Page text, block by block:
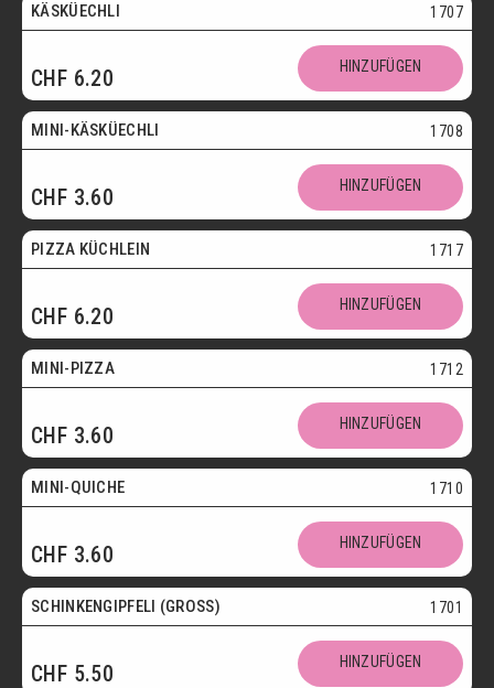
KÄSKÜECHLI 1707
CHF 6.20 HINZUFÜGEN
Vegetarisch
MINI-KÄSKÜECHLI 1708
CHF 3.60 HINZUFÜGEN
bis 30.09.
PIZZA KÜCHLEIN 1717
CHF 6.20 HINZUFÜGEN
Mini
MINI-PIZZA 1712
CHF 3.60 HINZUFÜGEN
Mini
MINI-QUICHE 1710
CHF 3.60 HINZUFÜGEN
SCHINKENGIPFELI (GROSS) 1701
CHF 5.50 HINZUFÜGEN